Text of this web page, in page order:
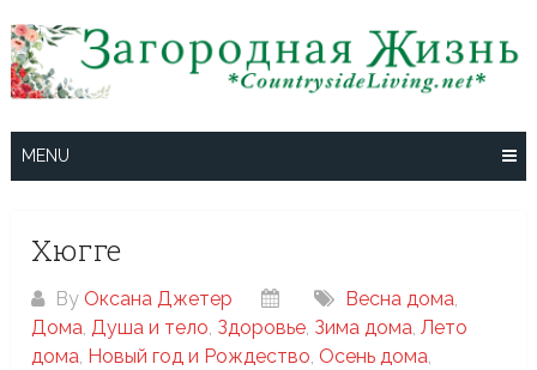
to
content
MENU
Хюгге
By Оксана Джетер Весна дома,
Дома,Душа и тело, Здоровье, Зима дома,Лето
дома, Новый год и Рождество, Осень дома,